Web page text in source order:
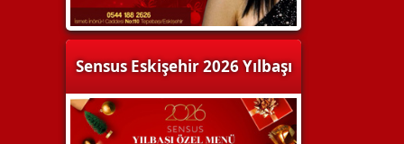
Sensus Eskişehir 2026 Yılbaşı